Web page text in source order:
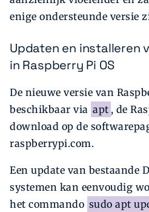
enige ondersteunde versie
Updaten en installeren
in Raspberry Pi OS
De nieuwe versie van
beschikbaar via apt , de
download op de
raspberrypi.com.
Een update van bestaande
systemen kan eenvoudig
het commando sudo apt